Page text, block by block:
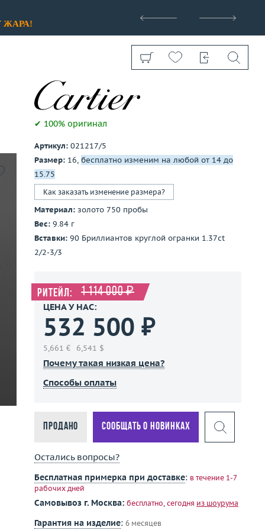
ЖАРА!
Показать все
✔ 100% оригинал
Артикул: 021217/5
Размер: 16, бесплатно изменим на любой от 14 до
15.75
Как заказать изменение размера?
Материал: золото 750 пробы
Вес: 9.84 г
Вставки: 90 Бриллиантов круглой огранки 1.37ct
2/2-3/3
Ритейл: 1 114 000 ₽
ЦЕНА У НАС:
532 500 ₽
5,661 € 6,541 $
Почему такая низкая цена?
Способы оплаты
Продано Сообщать о новинках
Остались вопросы?
Бесплатная примерка при доставке: в течение 1-7
рабочих дней
Самовывоз г. Москва: бесплатно, сегодня из шоурума
Гарантия на изделие: 6 месяцев